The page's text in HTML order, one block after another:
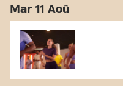
Mar 11 Aoû